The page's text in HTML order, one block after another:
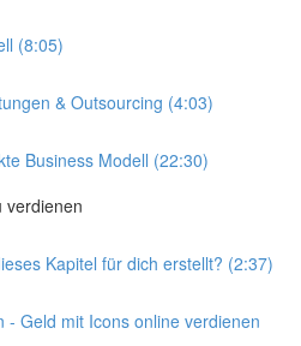
(8:05)
& Outsourcing (4:03)
Business Modell (22:30)
verdienen
Kapitel für dich erstellt? (2:37)
- Geld mit Icons online verdienen